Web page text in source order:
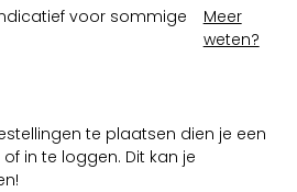
voor sommige
Meer
weten?
te plaatsen dien je een
in te loggen. Dit kan je